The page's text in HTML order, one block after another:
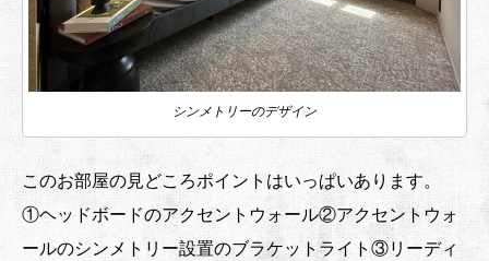
シンメトリーのデザイン
このお部屋の見どころポイントはいっぱいあります。
①ヘッドボードのアクセントウォール②アクセントウォ
ールのシンメトリー設置のブラケットライト③リーディ